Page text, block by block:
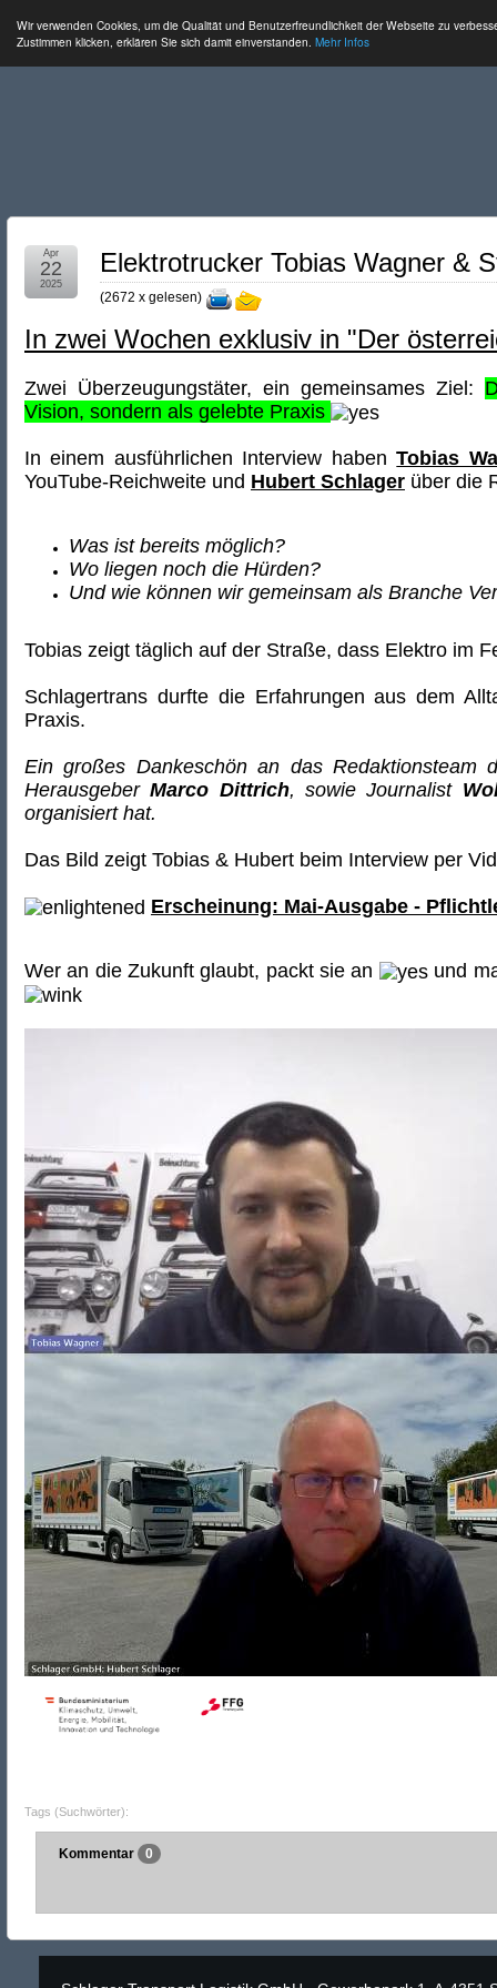
Wir verwenden Cookies, um die Qualität und Benutzerfreundlichkeit der Webseite zu
Zustimmen klicken, erklären Sie sich damit einverstanden. Mehr Infos
Elektrotrucker Tobias Wagner &
(2672 x gelesen)
Apr
22
2025
In zwei Wochen exklusiv in "Der
Zwei Überzeugungstäter, ein gemeinsames Ziel:
Vision, sondern als gelebte Praxis
In einem ausführlichen Interview habenTobias
YouTube-Reichweite und Hubert Schlager über die
Was ist bereits möglich?
Wo liegen noch die Hürden?
Und wie können wir gemeinsam als Branche
Tobias zeigt täglich auf der Straße, dass Elektro im
Schlagertrans durfte die Erfahrungen aus dem
Praxis.
Ein großes Dankeschön an das Redaktionsteam
HerausgeberMarco Dittrich, sowie Journalist
organisiert hat.
Das Bild zeigt Tobias & Hubert beim Interview per
Erscheinung: Mai-Ausgabe -
Wer an die Zukunft glaubt, packt sie an und
Tags (Suchwörter):
Kommentar 0